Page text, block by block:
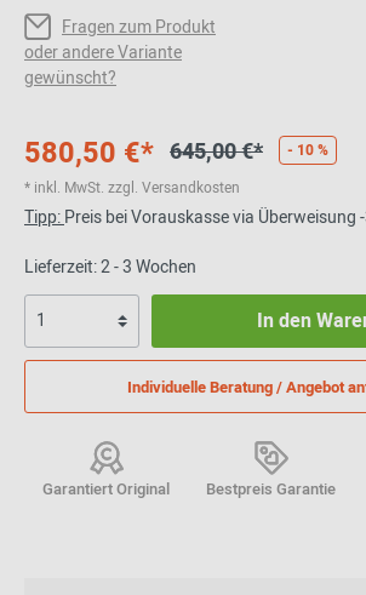
Fragen zum Produkt
oder andere Variante
gewünscht?
580,50 €* 645,00 €*
- 10 %
* inkl. MwSt. zzgl. Versandkosten
Tipp:Preis bei Vorauskasse via Überweisung
Lieferzeit: 2 - 3 Wochen
In den
Individuelle Beratung / Angebot
Garantiert Original Bestpreis Garantie